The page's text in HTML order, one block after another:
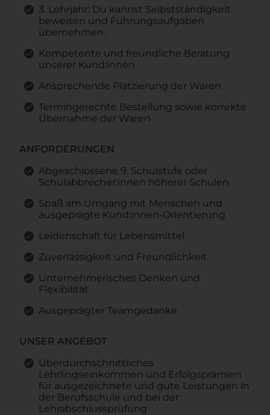
3. Lehrjahr: Du kannst Selbstständigkeit
beweisen und Führungsaufgaben
übernehmen.
Kompetente und freundliche Beratung
unserer Kund:innen
Ansprechende Platzierung der Waren
Termingerechte Bestellung sowie korrekte
Übernahme der Waren
ANFORDERUNGEN
Abgeschlossene 9. Schulstufe oder
Schulabbrecher:innen höherer Schulen
Spaß am Umgang mit Menschen und
ausgeprägte Kund:innen-Orientierung
Leidenschaft für Lebensmittel
Zuverlässigkeit und Freundlichkeit
Unternehmerisches Denken und
Flexibilität
Ausgeprägter Teamgedanke
UNSER ANGEBOT
Überdurchschnittliches
Lehrlingseinkommen und Erfolgsprämien
für ausgezeichnete und gute Leistungen in
der Berufsschule und bei der
Lehrabschlussprüfung